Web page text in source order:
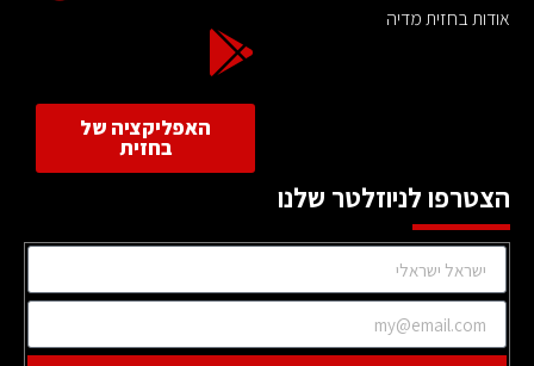
אודות בחזית מדיה
האפליקציה של
בחזית
הצטרפו לניוזלטר שלנו